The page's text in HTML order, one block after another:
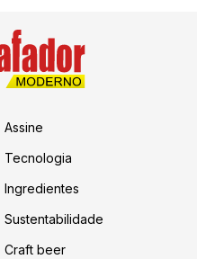
Assine
Tecnologia
Ingredientes
Sustentabilidade
Craft beer